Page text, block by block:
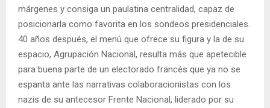
márgenes y consiga un paulatina centralidad, capaz de
posicionarla como favorita en los sondeos presidenciales.
40 años después, el menú que ofrece su figura y la de su
espacio, Agrupación Nacional, resulta más que apetecible
para buena parte de un electorado francés que ya no se
espanta ante las narrativas colaboracionistas con los
nazis de su antecesor Frente Nacional, liderado por su